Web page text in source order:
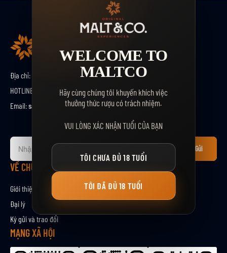
Địa chỉ:
Số 33 Nguyễn Ngọc Vũ, tổ 2, P.Thanh Xuân, TP.Hà Nội
HOTLINE:
0912888367
Email:sale@maltco.vn
Đ
n
k
n
h
ậ
Gửi
VỀ CHÚNG TÔI
Giới thiệu
Đại lý
Ký gửi và trao đổi
MẠNG XÃ HỘI
WELCOME TO
MALTCO
Hãy cùng chúng tôi khuyến khích việc
thưởng thức rượu có trách nhiệm.
VUI LÒNG XÁC NHẬN TUỔI CỦA BẠN
TÔI CHƯA ĐỦ 18 TUỔI
TÔI ĐÃ ĐỦ 18 TUỔI